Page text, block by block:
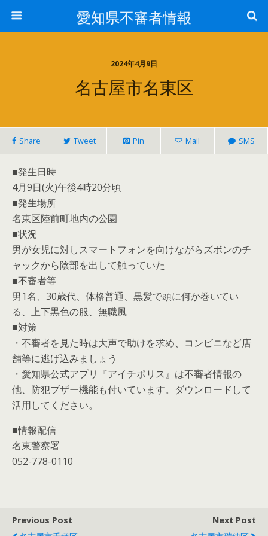
愛知県不審者情報
2024年4月9日
名古屋市名東区
Share Tweet Pin Mail SMS
■発生日時
4月9日(火)午後4時20分頃
■発生場所
名東区陸前町地内の公園
■状況
男が女児に対しスマートフォンを向けながらズボンのチ
ャックから陰部を出して触っていた
■不審者等
男1名、30歳代、体格普通、黒髪で頭に何か巻いてい
る、上下黒色の服、無職風
■対策
・不審者を見た時は大声で助けを求め、コンビニなど店
舗等に逃げ込みましょう
・愛知県公式アプリ『アイチポリス』は不審者情報の
他、防犯ブザー機能も付いています。ダウンロードして
活用してください。
■情報配信
名東警察署
052-778-0110
Previous Post
Next Post